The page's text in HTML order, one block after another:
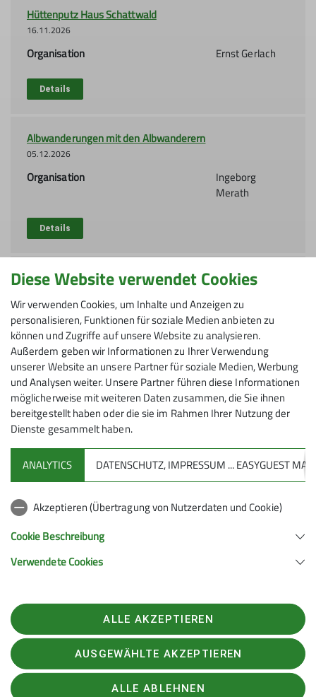
Hüttenputz Haus Schattwald
16.11.2026
Organisation Ernst Gerlach
Details
Albwanderungen mit den Albwanderern
05.12.2026
Organisation
Ingeborg
Merath
Details
Seniorenweihnachtsfeier auf der Geislinger Hütte
Organisation
Ingeborg
Merath
Details
Aktuelles
Sektion Geislingen e.V. des Deutschen Alpenvereins (D.A.V.) e.V.
Telefon +497331947222
Datenschutz-Einstellungen
Impressum
Datenschutz
Diese Website verwendet Cookies
Wir verwenden Cookies, um Inhalte und Anzeigen zu
personalisieren, Funktionen für soziale Medien anbieten zu
können und Zugriffe auf unsere Website zu analysieren.
Außerdem geben wir Informationen zu Ihrer Verwendung
unserer Website an unsere Partner für soziale Medien, Werbung
und Analysen weiter. Unsere Partner führen diese Informationen
möglicherweise mit weiteren Daten zusammen, die Sie ihnen
bereitgestellt haben oder die sie im Rahmen Ihrer Nutzung der
Dienste gesammelt haben.
ANALYTICS DATENSCHUTZ, IMPRESSUM ... EASYGUEST
Akzeptieren (Übertragung von Nutzerdaten und Cookie)
Cookie Beschreibung
Verwendete Cookies
ALLE AKZEPTIEREN
AUSGEWÄHLTE AKZEPTIEREN
ALLE ABLEHNEN